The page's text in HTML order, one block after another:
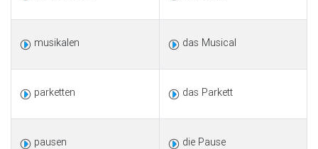
musikalen das Musical
parketten das Parkett
pausen die Pause